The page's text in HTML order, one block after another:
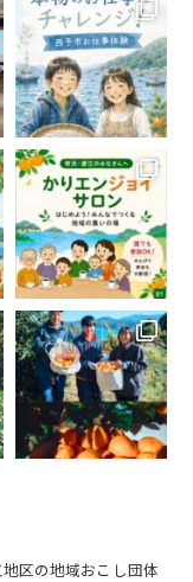
区の地域おこし団体